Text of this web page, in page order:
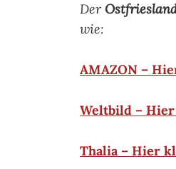
Der
wie:
AMAZON –
Weltbild –
Thalia – Hier